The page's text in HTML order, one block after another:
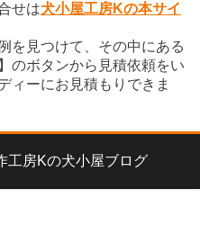
せは犬小屋工房Kの本サイ
を見つけて、その中にある
のボタンから見積依頼をい
ィーにお見積もりできま
工房Kの犬小屋ブログ